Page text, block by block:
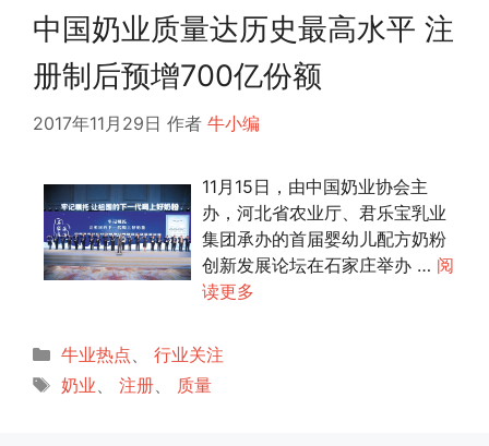
中国奶业质量达历史最高水平 注
册制后预增700亿份额
2017年11月29日 作者 牛小编
11月15日，由中国奶业协会主
办，河北省农业厅、君乐宝乳业
集团承办的首届婴幼儿配方奶粉
创新发展论坛在石家庄举办 … 阅
读更多
分
类
牛业热点、 行业关注
标
奶业、 注册、 质量